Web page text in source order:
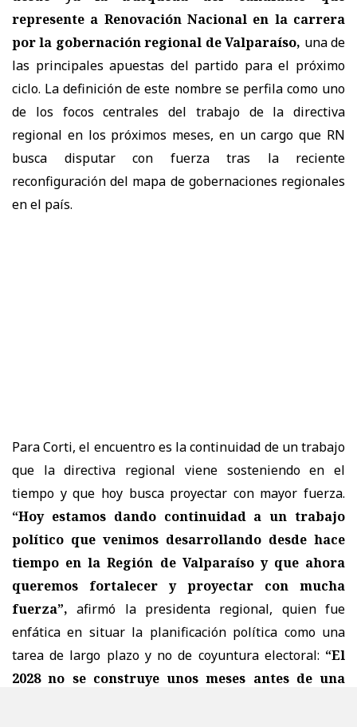
represente a Renovación Nacional en la carrera
por la gobernación regional de Valparaíso, una de
las principales apuestas del partido para el próximo
ciclo. La definición de este nombre se perfila como uno
de los focos centrales del trabajo de la directiva
regional en los próximos meses, en un cargo que RN
busca disputar con fuerza tras la reciente
reconfiguración del mapa de gobernaciones regionales
en el país.
Para Corti, el encuentro es la continuidad de un trabajo
que la directiva regional viene sosteniendo en el
tiempo y que hoy busca proyectar con mayor fuerza.
“Hoy estamos dando continuidad a un trabajo
político que venimos desarrollando desde hace
tiempo en la Región de Valparaíso y que ahora
queremos fortalecer y proyectar con mucha
fuerza”, afirmó la presidenta regional, quien fue
enfática en situar la planificación política como una
tarea de largo plazo y no de coyuntura electoral: “El
2028 no se construye unos meses antes de una